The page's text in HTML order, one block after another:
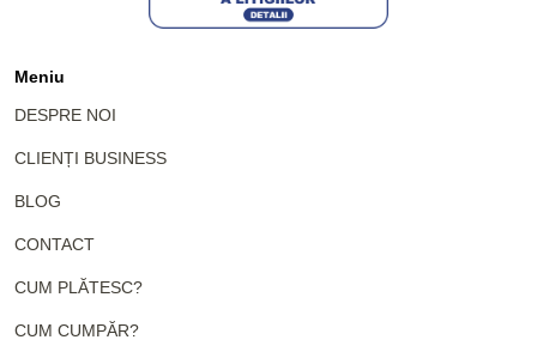
Meniu
DESPRE NOI
CLIENȚI BUSINESS
BLOG
CONTACT
CUM PLĂTESC?
CUM CUMPĂR?